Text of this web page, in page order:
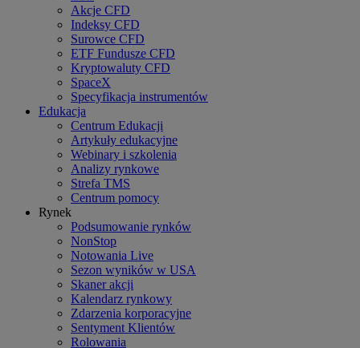
Akcje CFD
Indeksy CFD
Surowce CFD
ETF Fundusze CFD
Kryptowaluty CFD
SpaceX
Specyfikacja instrumentów
Edukacja
Centrum Edukacji
Artykuły edukacyjne
Webinary i szkolenia
Analizy rynkowe
Strefa TMS
Centrum pomocy
Rynek
Podsumowanie rynków
NonStop
Notowania Live
Sezon wyników w USA
Skaner akcji
Kalendarz rynkowy
Zdarzenia korporacyjne
Sentyment Klientów
Rolowania